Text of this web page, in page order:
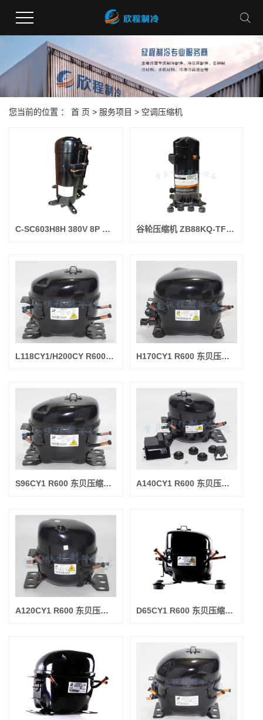
您当前的位置 ： 首 页 > 服务项目 > 空调压缩机
C-SC603H8H 380V 8P 三洋压缩机 谷轮压缩机 ZB88KQ-TFD-551 （R22） 10P 焊口 （不常卖）
L118CY1/H200CY R600 东贝压缩机(制冷量193W/输入功率188W)（新） H170CY1 R600 东贝压缩机(制冷量170W/输入功率155W)（新）
S96CY1 R600 东贝压缩机(制冷量155W/输入功率140W)（新） A140CY1 R600 东贝压缩机(制冷量140W/输入功率120W)（新）
A120CY1 R600 东贝压缩机(制冷量120W/输入功率105W)（新） D65CY1 R600 东贝压缩机(制冷量100W/输入功率85W)（新）